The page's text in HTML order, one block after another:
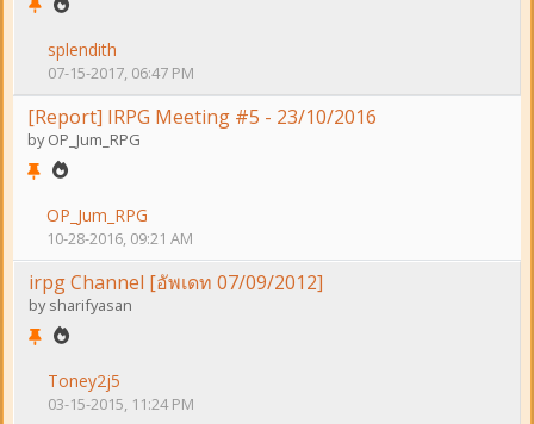
splendith
07-15-2017, 06:47 PM
[Report] IRPG Meeting #5 - 23/10/2016
byOP_Jum_RPG
OP_Jum_RPG
10-28-2016, 09:21 AM
irpg Channel [อัพเดท 07/09/2012]
bysharifyasan
Toney2j5
03-15-2015, 11:24 PM